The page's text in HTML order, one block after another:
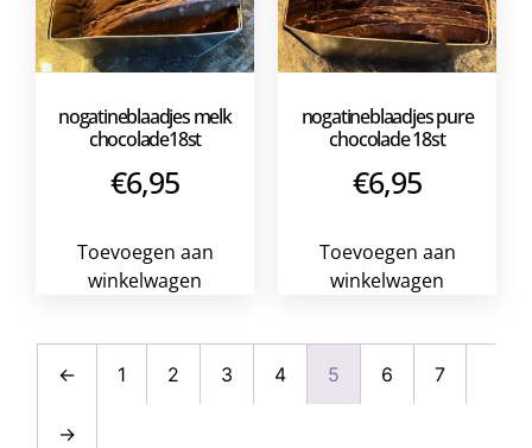
nogatineblaadjes melk
chocolade18st
€6,95
Toevoegen aan
winkelwagen
nogatineblaadjes pure
chocolade 18st
€6,95
Toevoegen aan
winkelwagen
← 1 2 3 4 5 6 7
→